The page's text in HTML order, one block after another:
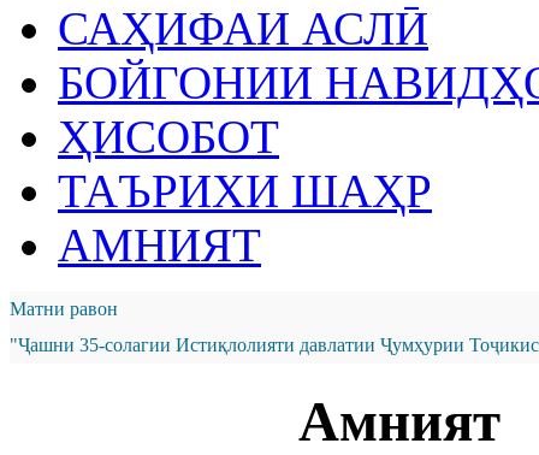
САҲИФАИ АСЛӢ
БОЙГОНИИ
ҲИСОБОТ
ТАЪРИХИ ШАҲР
АМНИЯТ
Матни равон
"Ҷашни 35-солагии Истиқлолияти давлатии Ҷумҳурии
Амният